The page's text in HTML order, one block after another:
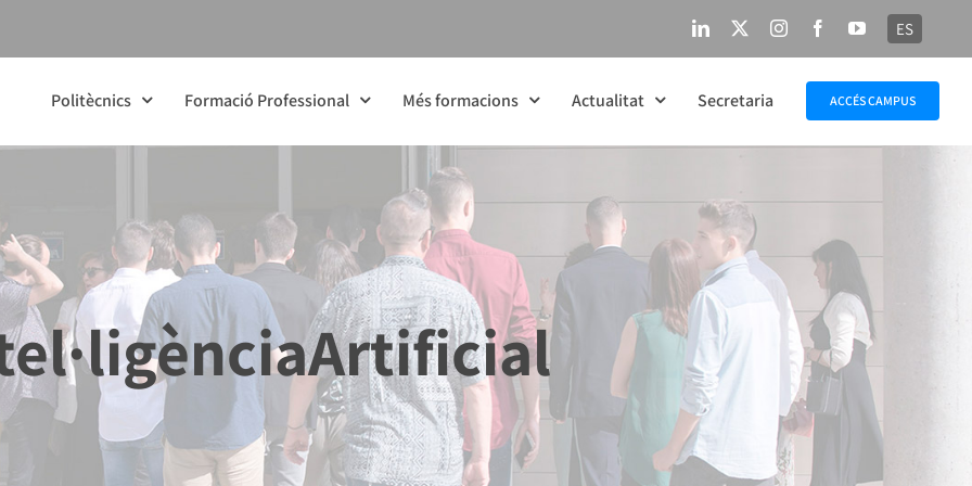
LinkedIn InstagramFacebookYouTube
ES
Politècnics Formació Professional Més formacions Actualitat Secretaria ACCÉS CAMPUS